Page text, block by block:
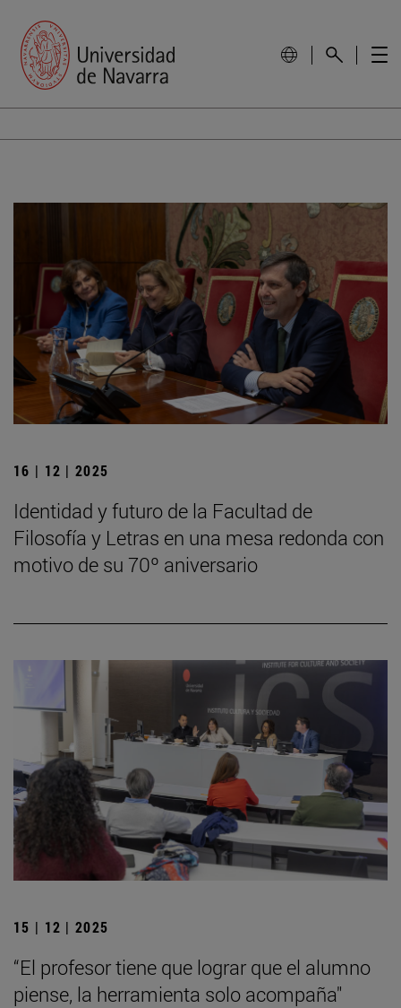
16 | 12 | 2025
Identidad y futuro de la Facultad de
Filosofía y Letras en una mesa redonda con
motivo de su 70º aniversario
15 | 12 | 2025
“El profesor tiene que lograr que el alumno
piense, la herramienta solo acompaña"